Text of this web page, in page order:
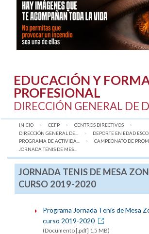
EDUCACIÓN Y
PROFESIONAL
DIRECCIÓN GENERAL DE
INICIO CEFP
CENTROS DIRECTIVOS
DIRECCIÓN GENERAL DE...
DEPORTE EN EDAD ESCO...
PROGRAMA DE ACTIVIDA...
CAMPEONATO DE
AQUÍ:
JORNADA TENIS DE MES...
JORNADA TENIS DE MESA
CURSO 2019-2020
Programa Jornada Tenis de Mesa
curso 2019-2020
(Documento [.pdf] 1,5 MB)